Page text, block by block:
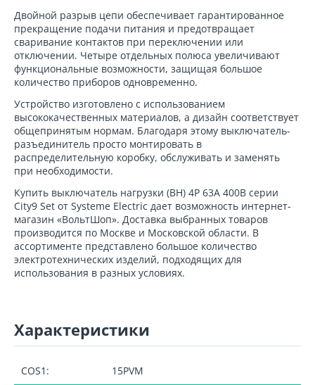
Двойной разрыв цепи обеспечивает гарантированное
прекращение подачи питания и предотвращает
сваривание контактов при переключении или
отключении. Четыре отдельных полюса увеличивают
функциональные возможности, защищая большое
количество приборов одновременно.
Устройство изготовлено с использованием
высококачественных материалов, а дизайн соответствует
общепринятым нормам. Благодаря этому выключатель-
разъединитель просто монтировать в
распределительную коробку, обслуживать и заменять
при необходимости.
Купить выключатель нагрузки (ВН) 4P 63А 400В серии
City9 Set от Systeme Electric дает возможность интернет-
магазин «ВольтШоп». Доставка выбранных товаров
производится по Москве и Московской области. В
ассортименте представлено большое количество
электротехнических изделий, подходящих для
использования в разных условиях.
Характеристики
COS1: 15PVM